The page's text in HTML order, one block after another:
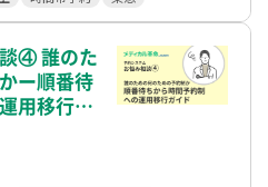
④ 誰のた
ー順番待
用移行ガ